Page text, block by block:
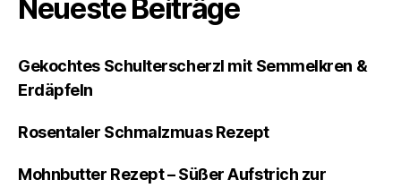
Neueste Beiträge
Gekochtes Schulterscherzl mit Semmelkren &
Erdäpfeln
Rosentaler Schmalzmuas Rezept
Mohnbutter Rezept – Süßer Aufstrich zur